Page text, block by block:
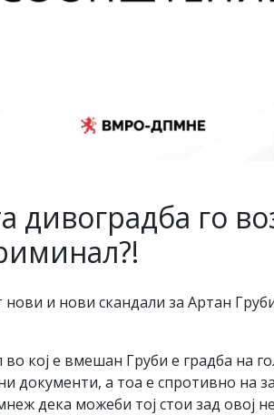
дивоградба го
нови и нови скандали за Артан
кој е вмешан Груби е градба на
документи, а тоа е спротивно на
дека можеби тој стои зад овој